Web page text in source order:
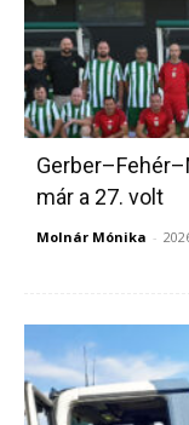
már a 27. volt
Molnár Mónika -